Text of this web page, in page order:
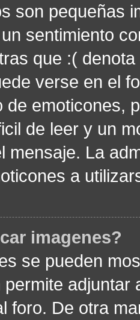
son pequeñas
sentimiento
que :(
verse en el
de emoticones,
de leer y un
mensaje. La
a
imagenes?
se pueden
foro. De otra